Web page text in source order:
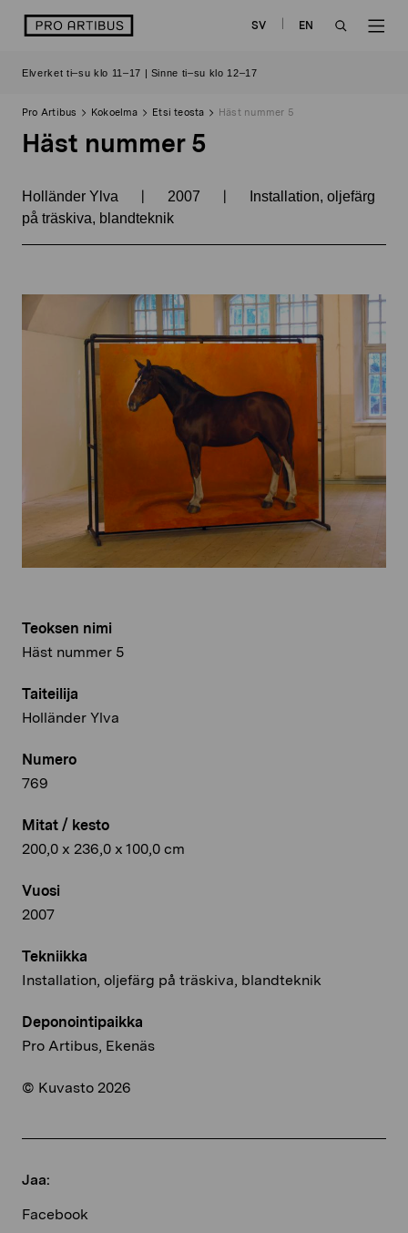
sisältöön
logo SV
EN
Elverket ti–su klo 11–17 | Sinne ti–su klo 12–17
Pro Artibus Kokoelma Etsi teosta Häst nummer 5
Häst nummer 5
Holländer Ylva | 2007 |
Installation, oljefärg
på träskiva, blandteknik
Teoksen nimi
Häst nummer 5
Taiteilija
Holländer Ylva
Numero
769
Mitat / kesto
200,0 x 236,0 x 100,0 cm
Vuosi
2007
Tekniikka
Installation, oljefärg på träskiva, blandteknik
Deponointipaikka
Pro Artibus, Ekenäs
© Kuvasto 2026
Jaa:
Facebook